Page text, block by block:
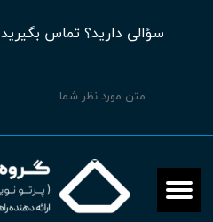
سؤالی دارید؟ تماس بگیرید 02188970256